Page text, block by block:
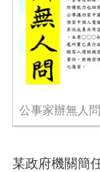
公事家辦無人
某政府機關簡